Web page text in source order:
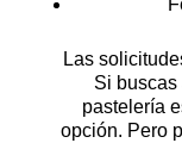
Las
Si
pastelería
opción. Pero